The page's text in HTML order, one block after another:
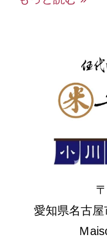
愛知県名古
Ｍ